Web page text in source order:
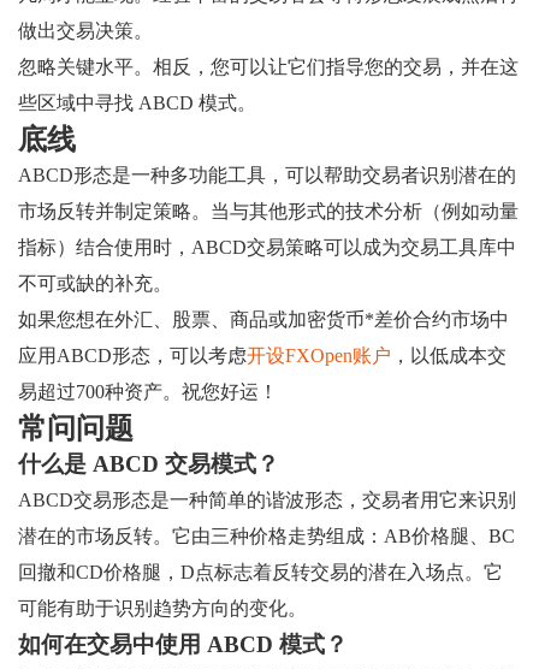
做出交易决策。
忽略关键水平。相反，您可以让它们指导您的交易，并在这
些区域中寻找 ABCD 模式。
底线
ABCD形态是一种多功能工具，可以帮助交易者识别潜在的
市场反转并制定策略。当与其他形式的技术分析（例如动量
指标）结合使用时，ABCD交易策略可以成为交易工具库中
不可或缺的补充。
如果您想在外汇、股票、商品或加密货币*差价合约市场中
应用ABCD形态，可以考虑开设FXOpen账户 ，以低成本交
易超过700种资产。祝您好运！
常问问题
什么是 ABCD 交易模式？
ABCD交易形态是一种简单的谐波形态，交易者用它来识别
潜在的市场反转。它由三种价格走势组成：AB价格腿、BC
回撤和CD价格腿，D点标志着反转交易的潜在入场点。它
可能有助于识别趋势方向的变化。
如何在交易中使用 ABCD 模式？